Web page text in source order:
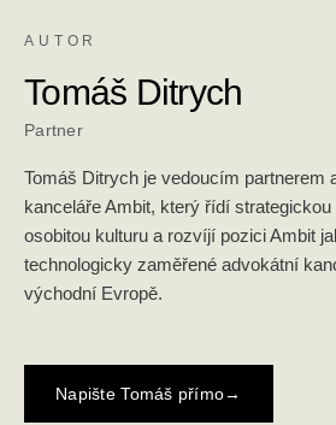
AUTOR
Tomáš Ditrych
Partner
Tomáš Ditrych je vedoucím partnerem
kanceláře Ambit, který řídí
osobitou kulturu a rozvíjí pozici Ambit
technologicky zaměřené advokátní
východní Evropě.
Napište Tomáš přímo→